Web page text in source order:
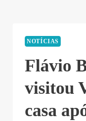
NOTÍCIAS
Flávio
visitou
casa